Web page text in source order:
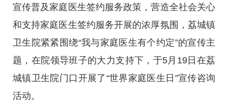
宣传普及家庭医生签约服务政策，营造全社会关心
和支持家庭医生签约服务开展的浓厚氛围，荔城镇
卫生院紧紧围绕“我与家庭医生有个约定”的宣传主
题，在院领导班子的大力支持下，于5月19日在荔
城镇卫生院门口开展了“世界家庭医生日”宣传咨询
活动。